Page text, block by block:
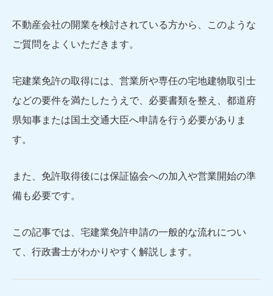
不動産会社の開業を検討されている方から、このような
ご質問をよくいただきます。
宅建業免許の取得には、営業所や専任の宅地建物取引士
などの要件を満たしたうえで、必要書類を整え、都道府
県知事または国土交通大臣へ申請を行う必要がありま
す。
また、免許取得後には保証協会への加入や営業開始の準
備も必要です。
この記事では、宅建業免許申請の一般的な流れについ
て、行政書士がわかりやすく解説します。